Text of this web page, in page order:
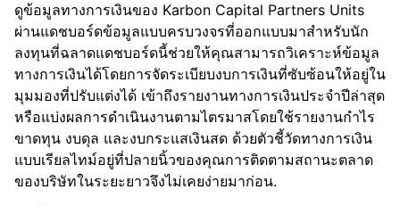
ดูข้อมูลทางการเงินของ Karbon Capital Partners Units
ผ่านแดชบอร์ดข้อมูลแบบครบวงจรที่ออกแบบมาสำหรับนัก
ลงทุนที่ฉลาดแดชบอร์ดนี้ช่วยให้คุณสามารถวิเคราะห์ข้อมูล
ทางการเงินได้โดยการจัดระเบียบงบการเงินที่ซับซ้อนให้อยู่ใน
มุมมองที่ปรับแต่งได้ เข้าถึงรายงานทางการเงินประจำปีล่าสุด
หรือแบ่งผลการดำเนินงานตามไตรมาสโดยใช้รายงานกำไร
ขาดทุน งบดุล และงบกระแสเงินสด ด้วยตัวชี้วัดทางการเงิน
แบบเรียลไทม์อยู่ที่ปลายนิ้วของคุณการติดตามสถานะตลาด
ของบริษัทในระยะยาวจึงไม่เคยง่ายมาก่อน.